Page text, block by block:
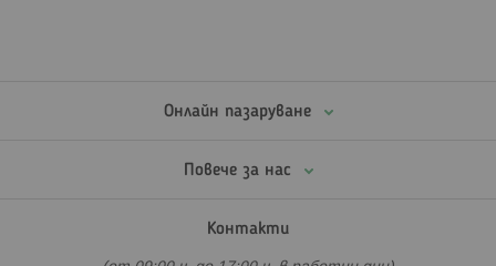
Онлайн пазаруване
Повече за нас
Контакти